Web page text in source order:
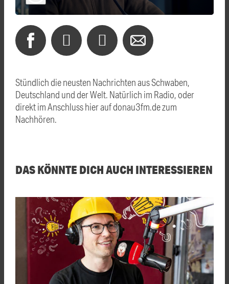
Stündlich die neusten Nachrichten aus Schwaben,
Deutschland und der Welt. Natürlich im Radio, oder
direkt im Anschluss hier auf donau3fm.de zum
Nachhören.
DAS KÖNNTE DICH AUCH INTERESSIEREN